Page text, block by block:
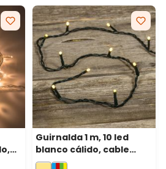
Guirnalda 1 m, 10 led
blanco cálido, cable
verde